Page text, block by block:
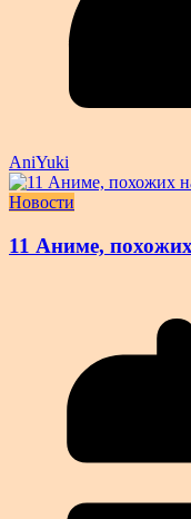
AniYuki
Новости
11 Аниме,